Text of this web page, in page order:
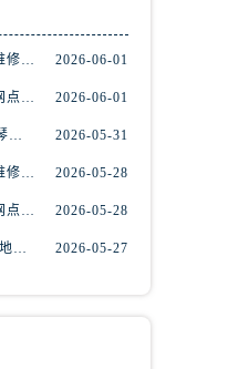
2026年6月浪琴官方售后维修保养网络迁址及新设点快报 2026-06-01
2026年6月浪琴官方售后网点调整明细最终篇（迁址+新开业） 2026-06-01
2026年6月亲测对比 _ 浪琴全国官方售后服务体系2026焕新升级公告 2026-05-31
2026年6月浪琴官方售后维修保养业务网点重新配置补充通知原文内容公示 2026-05-28
2026年6月浪琴官方售后网点｜地址电话权威指南 2026-05-28
2026最新浪琴维修服务点地址实地探访报告 2026-05-27